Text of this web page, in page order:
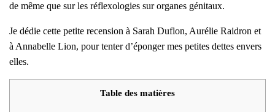
de même que sur les réflexo­lo­gies sur organes géni­taux.
Je dédie cette petite recen­sion à Sarah Duflon, Auré­lie Rai­dron et
à Anna­belle Lion, pour ten­ter d’é­pon­ger mes petites dettes envers
elles.
Table des matières